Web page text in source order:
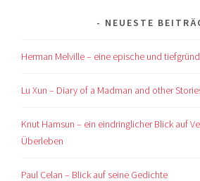
NEUESTE
Herman Melville – eine epische und
Lu Xun – Diary of a Madman and other
Knut Hamsun – ein eindringlicher Blick auf
Überleben
Paul Celan – Blick auf seine Gedichte